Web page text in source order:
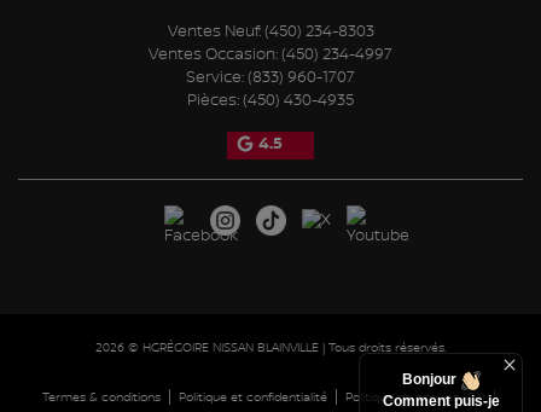
Ventes Neuf: (450) 234-8303
Ventes Occasion: (450) 234-4997
Service: (833) 960-1707
Pièces: (450) 430-4935
4.5
2026 © HGRÉGOIRE NISSAN BLAINVILLE| Tous droits réservés.
Termes & conditions| Politique et confidentialité| Politique de cookies (CA)|
Bonjour
Comment puis-je